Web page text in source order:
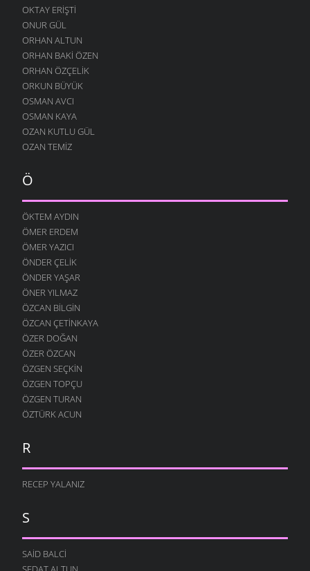
13 OCAK 2009
DINLE BENI OĞULCAN
11 OCAK 2009
FILISTIN İÇIN UYAN
7 OCAK 2009
AĞLARDI
7 OCAK 2009
KÖYÜMÜ TANI
7 OCAK 2009
OKTAY ERIŞTI
ONUR GÜL
ORHAN ALTUN
ORHAN BAKI ÖZEN
ORHAN ÖZÇELIK
ORKUN BÜYÜK
OSMAN AVCI
OSMAN KAYA
OZAN KUTLU GÜL
OZAN TEMIZ
Ö
ÖKTEM AYDIN
ÖMER ERDEM
ÖMER YAZICI
ÖNDER ÇELIK
ÖNDER YAŞAR
ÖNER YILMAZ
ÖZCAN BILGIN
ÖZCAN ÇETINKAYA
ÖZER DOĞAN
ÖZER ÖZCAN
ÖZGEN SEÇKIN
ÖZGEN TOPÇU
ÖZGEN TURAN
ÖZTÜRK ACUN
R
RECEP YALANIZ
S
SAID BALCI